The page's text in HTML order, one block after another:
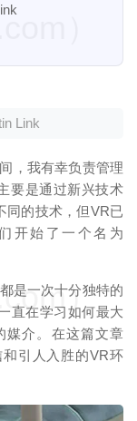
Link
，我有幸负责管理
要是通过新兴技术
同的技术，但VR已
开始了一个名为
是一次十分独特的
直在学习如何最大
媒介。在这篇文章
引人入胜的VR环
）
）